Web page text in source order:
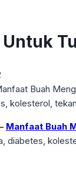
Manfaat Buah